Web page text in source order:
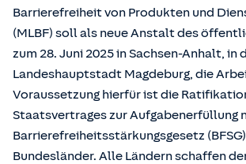
Barrierefreiheit von Produkten und
(MLBF) soll als neue Anstalt des
zum 28. Juni 2025 in Sachsen-Anhalt, in
Landeshauptstadt Magdeburg, die
Voraussetzung hierfür ist die
Staatsvertrages zur Aufgabenerfüllung
Barrierefreiheitsstärkungsgesetz
Bundesländer. Alle Ländern schaffen